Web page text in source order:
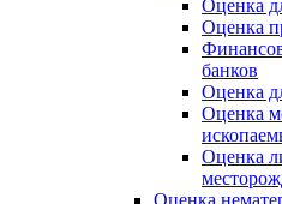
Оценка
Оценка
банков
Оценка
Оценка
Оценка